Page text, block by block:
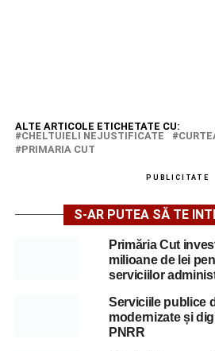
ALTE ARTICOLE ETICHETATE CU:
CHELTUIELI NEJUSTIFICATE
PRIMARIA CUT
PUBLICITATE
S-AR PUTEA SĂ TE
Primăria Cut
milioane de lei
serviciilor
Serviciile publice
modernizate și
PNRR